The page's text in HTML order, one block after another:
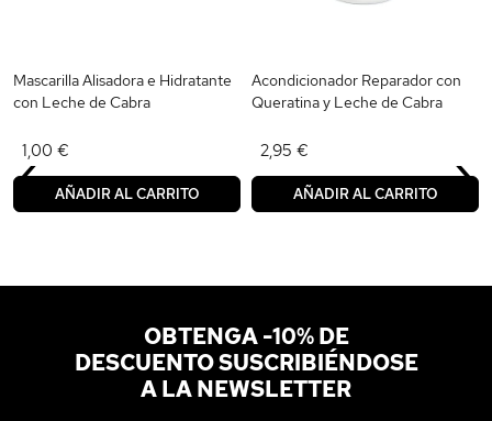
Mascarilla Alisadora e Hidratante
con Leche de Cabra
1,00 €
AÑADIR AL CARRITO
Acondicionador Reparador con
Queratina y Leche de Cabra
2,95 €
AÑADIR AL CARRITO
‹ ›
OBTENGA -10% DE
DESCUENTO SUSCRIBIÉNDOSE
A LA NEWSLETTER